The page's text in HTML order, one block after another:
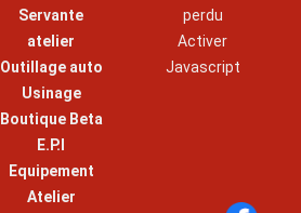
Servante
atelier
Outillage auto
Usinage
Boutique Beta
E.P.I
Equipement
Atelier
perdu
Activer
Javascript